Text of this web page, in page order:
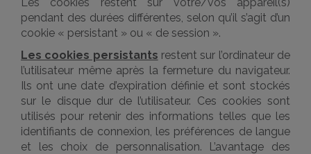
pendant des durées différentes, selon qu’il s’agit d’un
cookie « persistant » ou « de session ».
Les cookies persistants restent sur l’ordinateur de
l’utilisateur même après la fermeture du navigateur.
Ils ont une date d’expiration définie et sont stockés
sur le disque dur de l’utilisateur. Ces cookies sont
utilisés pour retenir des informations telles que les
identifiants de connexion, les préférences de langue
et les choix de personnalisation. L’avantage des